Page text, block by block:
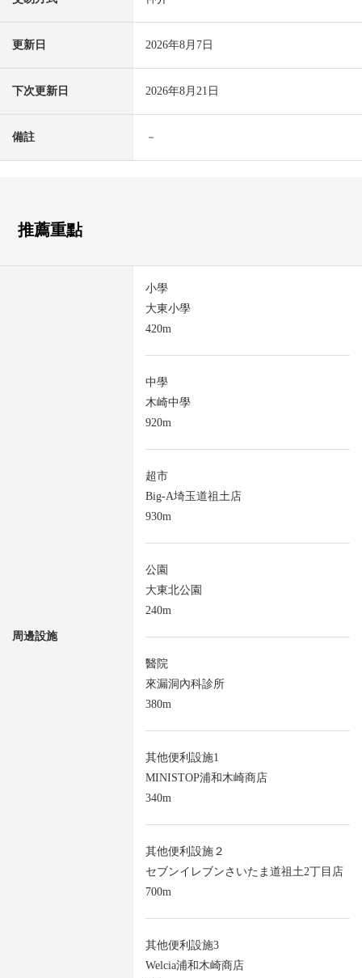
更新日 2026年8月7日
下次更新日 2026年8月21日
備註 －
推薦重點
周邊設施
小學
大東小學
420m
中學
木崎中學
920m
超市
Big-A埼玉道祖土店
930m
公園
大東北公園
240m
醫院
來漏洞內科診所
380m
其他便利設施1
MINISTOP浦和木崎商店
340m
其他便利設施２
セブンイレブンさいたま道祖土2丁目店
700m
其他便利設施3
Welcia浦和木崎商店